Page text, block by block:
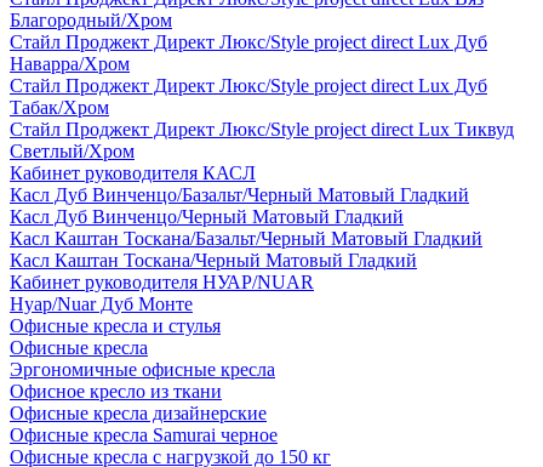
Благородный/Хром
Стайл Проджект Директ Люкс/Style project direct Lux Дуб
Наварра/Хром
Стайл Проджект Директ Люкс/Style project direct Lux Дуб
Табак/Хром
Стайл Проджект Директ Люкс/Style project direct Lux Тиквуд
Светлый/Хром
Кабинет руководителя КАСЛ
Касл Дуб Винченцо/Базальт/Черный Матовый Гладкий
Касл Дуб Винченцо/Черный Матовый Гладкий
Касл Каштан Тоскана/Базальт/Черный Матовый Гладкий
Касл Каштан Тоскана/Черный Матовый Гладкий
Кабинет руководителя НУАР/NUAR
Нуар/Nuar Дуб Монте
Офисные кресла и стулья
Офисные кресла
Эргономичные офисные кресла
Офисное кресло из ткани
Офисные кресла дизайнерские
Офисные кресла Samurai черное
Офисные кресла с нагрузкой до 150 кг